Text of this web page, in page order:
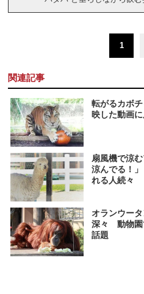
1
関連記事
転がるカボ
映した動画
扇風機で涼
涼んでる！
れる人続々
オランウー
深々 動物園
話題